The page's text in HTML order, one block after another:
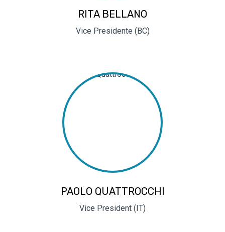
RITA BELLANO
Vice Presidente (BC)
PAOLO QUATTROCCHI
Vice President (IT)